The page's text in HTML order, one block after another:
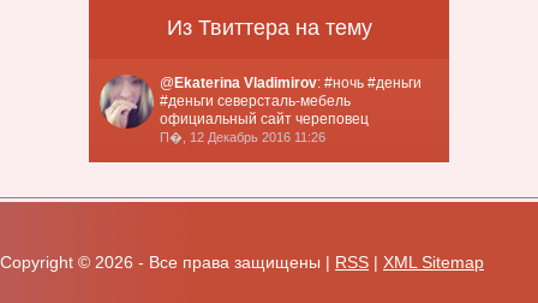
Из Твиттера на тему
@ Ekaterina Vladimirov: #ночь #деньги
#деньги северсталь-мебель
официальный сайт череповец
П�, 12 Декабрь 2016 11:26
Copyright © 2026 - Все права защищены | RSS | XML Sitemap